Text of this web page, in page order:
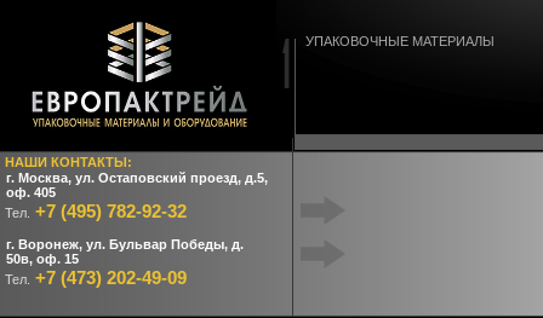
НАШИ КОНТАКТЫ:
г. Москва, ул. Остаповский проезд, д.5,
оф. 405
Тел. +7 (495) 782-92-32
г. Воронеж, ул. Бульвар Победы, д.
50в, оф. 15
Тел. +7 (473) 202-49-09
УПАКОВОЧНЫЕ МАТЕРИАЛЫ